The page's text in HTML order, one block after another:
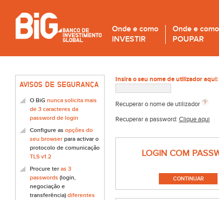
Onde e como
INVESTIR
Onde e como
POUPAR
AVISOS DE SEGURANÇA
O BiG nunca solicita mais
de 3 caracteres da
password de login
Configure as opções do
seu browser para activar o
protocolo de comunicação
TLS v1.2
Procure ter as 3
passwords (login,
negociação e
transferência) diferentes
Insira o seu nome de utilizador aqui:
Recuperar o nome de utilizador
Recuperar a password: Clique aqui
LOGIN COM